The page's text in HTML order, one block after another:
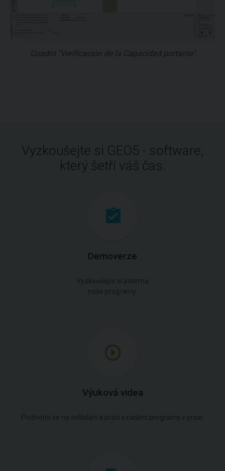
Cuadro "Verificación de la Capacidad portante"
Vyzkoušejte si GEO5 - software,
který šetří váš čas.
Demoverze
Vyzkoušejte si zdarma
naše programy.
Výuková videa
Podívejte se na ovládání a práci s našimi programy v praxi.